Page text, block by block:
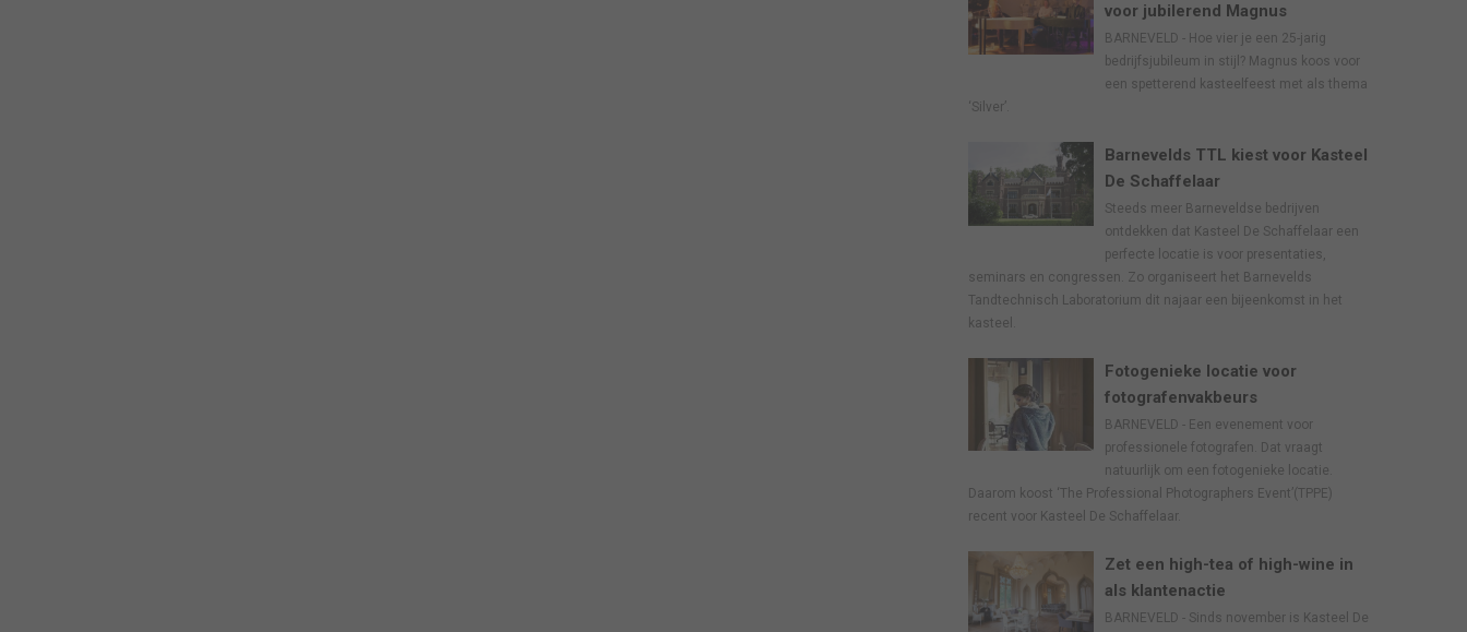
voor jubilerend Magnus
BARNEVELD - Hoe vier je een 25-jarig
bedrijfsjubileum in stijl? Magnus koos voor
een spetterend kasteelfeest met als thema
‘Silver’.
Barnevelds TTL kiest voor Kasteel
De Schaffelaar
Steeds meer Barneveldse bedrijven
ontdekken dat Kasteel De Schaffelaar een
perfecte locatie is voor presentaties,
seminars en congressen. Zo organiseert het Barnevelds
Tandtechnisch Laboratorium dit najaar een bijeenkomst in het
kasteel.
Fotogenieke locatie voor
fotografenvakbeurs
BARNEVELD - Een evenement voor
professionele fotografen. Dat vraagt
natuurlijk om een fotogenieke locatie.
Daarom koost ‘The Professional Photographers Event’(TPPE)
recent voor Kasteel De Schaffelaar.
Zet een high-tea of high-wine in
als klantenactie
BARNEVELD - Sinds november is Kasteel De